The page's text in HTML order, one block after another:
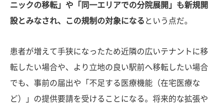
ニックの移転」や「同一エリアでの分院展開」も新規開
設とみなされ、この規制の対象になる という点だ。
患者が増えて手狭になったため近隣の広いテナントに移
転したい場合や、より立地の良い駅前へ移転したい場合
でも、事前の届出や「不足する医療機能（在宅医療な
ど）」の提供要請を受けることになる。将来的な拡張や